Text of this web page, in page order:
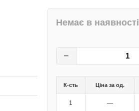
Немає в наявності
−
К-сть Ціна за од.
1 —